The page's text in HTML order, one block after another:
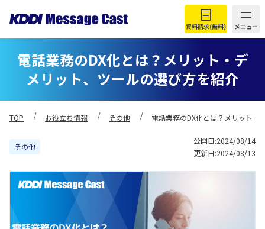
資料請求(無料) メニュー
電話業務のDX化とは？メリット・デ
メリット、ツールの選び方を紹介
TOP お役立ち情報 その他 電話業務のDX化とは？メリット・
その他
公開日:2024/08/14
更新日:2024/08/13